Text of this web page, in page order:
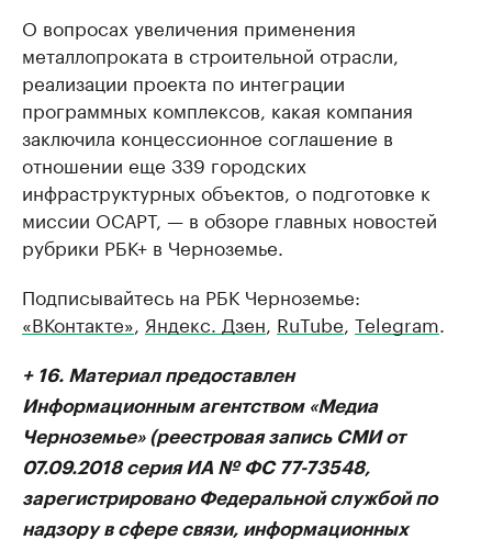
О вопросах увеличения применения
металлопроката в строительной отрасли,
реализации проекта по интеграции
программных комплексов, какая компания
заключила концессионное соглашение в
отношении еще 339 городских
инфраструктурных объектов, о подготовке к
миссии ОСАРТ, — в обзоре главных новостей
рубрики РБК+ в Черноземье.
Подписывайтесь на РБК Черноземье:
«ВКонтакте», Яндекс. Дзен, RuTube, Telegram.
+ 16. Материал предоставлен
Информационным агентством «Медиа
Черноземье» (реестровая запись СМИ от
07.09.2018 серия ИА № ФС 77-73548,
зарегистрировано Федеральной службой по
надзору в сфере связи, информационных